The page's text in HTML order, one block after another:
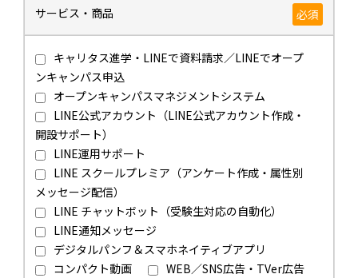
サービス・商品 必須
キャリタス進学・LINEで資料請求／LINEでオープ
ンキャンパス申込
オープンキャンパスマネジメントシステム
LINE公式アカウント（LINE公式アカウント作成・
開設サポート）
LINE運用サポート
LINE スクールプレミア（アンケート作成・属性別
メッセージ配信）
LINE チャットボット（受験生対応の自動化）
LINE通知メッセージ
デジタルパンフ＆スマホネイティブアプリ
コンパクト動画
WEB／SNS広告・TVer広告